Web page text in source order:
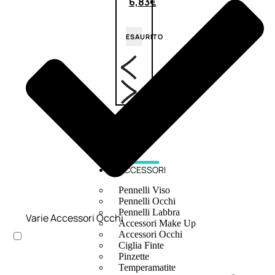
ESAURITO
ACCESSORI
Pennelli Viso
Pennelli Occhi
Pennelli Labbra
Accessori Make Up
Accessori Occhi
Ciglia Finte
Pinzette
Temperamatite
Varie Accessori Occhi